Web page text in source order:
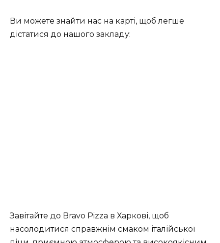
Ви можете знайти нас на карті, щоб легше
дістатися до нашого закладу:
Завітайте до Bravo Pizza в Харкові, щоб
насолодитися справжнім смаком італійської